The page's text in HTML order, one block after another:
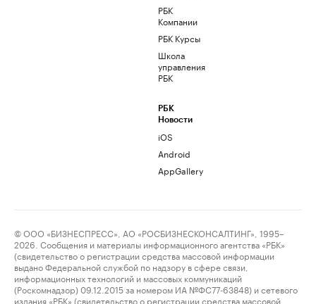
РБК
Компании
РБК Курсы
Школа
управления
РБК
РБК
Новости
iOS
Android
AppGallery
© ООО «БИЗНЕСПРЕСС», АО «РОСБИЗНЕСКОНСАЛТИНГ», 1995–
2026. Сообщения и материалы информационного агентства «РБК»
(свидетельство о регистрации средства массовой информации
выдано Федеральной службой по надзору в сфере связи,
информационных технологий и массовых коммуникаций
(Роскомнадзор) 09.12.2015 за номером ИА №ФС77-63848) и сетевого
издания «РБК» (свидетельство о регистрации средства массовой